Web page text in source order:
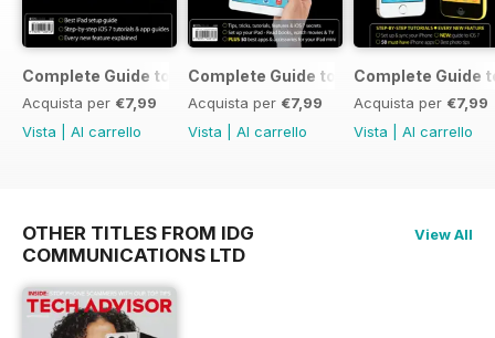
Complete Guide to the iPad Air
Acquista per €7,99
Vista
Al carrello
Complete Guide to the iPad mini
Acquista per €7,99
Vista
Al carrello
Complete Guide
Acquista per €7,99
Vista
Al carrello
OTHER TITLES FROM IDG
COMMUNICATIONS LTD
View All